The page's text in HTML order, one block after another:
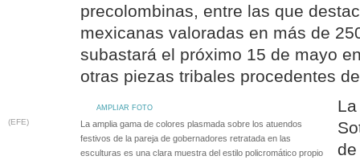
precolombinas, entre las que
mexicanas valoradas en más de
subastará el próximo 15 de mayo
otras piezas tribales procedentes
AMPLIAR FOTO
(EFE)
La amplia gama de colores plasmada sobre los atuendos
festivos de la pareja de gobernadores retratada en las
esculturas es una clara muestra del estilo policromático propio